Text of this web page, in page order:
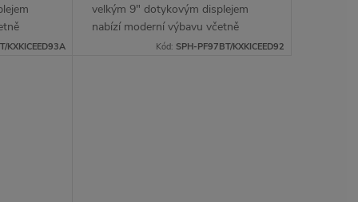
a
KXKICEED93A
velkým 9" dotykovým displejem
nabízí moderní výbavu včetně
bezdrátového Apple CarPlay a
Kód: SPH-PF97BT/KXKICEED92